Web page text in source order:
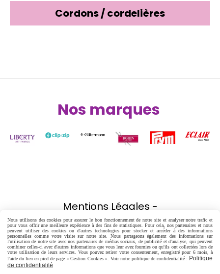
Cordons / cordelières
Nos marques
Mentions Légales
Conditions générales de vente
Politique de confidentialité
Gestion cookies
Nous utilisons des cookies pour assurer le bon fonctionnement de notre site et analyser notre trafic et
pour vous offrir une meilleure expérience à des fins de statistiques. Pour cela, nos partenaires et nous
peuvent utiliser des cookies ou d'autres technologies pour stocker et accéder à des informations
personnelles comme votre visite sur notre site. Nous partageons également des informations sur
l'utilisation de notre site avec nos partenaires de médias sociaux, de publicité et d'analyse, qui peuvent
combiner celles-ci avec d'autres informations que vous leur avez fournies ou qu'ils ont collectées lors de
votre utilisation de leurs services. Vous pouvez retirer votre consentement, enregistré pour 6 mois, à
l'aide du lien en pied de page « Gestion Cookies ». Voir notre politique de confidentialité : Politique
de confidentialité